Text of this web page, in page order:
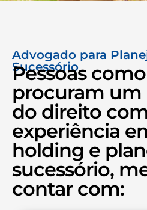
Advogado para
Sucessório
Pessoas
procuram um
do direito
experiência
holding e
sucessório,
contar com:​